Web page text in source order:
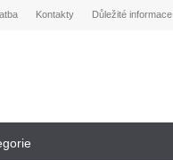
Kontakty Důležité informace